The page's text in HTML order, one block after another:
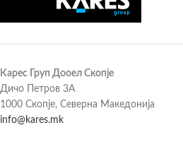
Карес Груп Дооел Скопје
Дичо Петров 3А
1000 Скопје, Северна Македонија
info@kares.mk